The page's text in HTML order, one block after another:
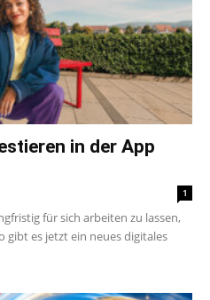
in der App
1
für sich arbeiten zu lassen,
gibt es jetzt ein neues digitales